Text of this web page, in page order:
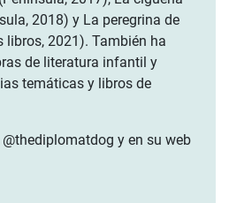
2018) y La peregrina de
libros, 2021). También ha
de literatura infantil y
temáticas y libros de
y en su web